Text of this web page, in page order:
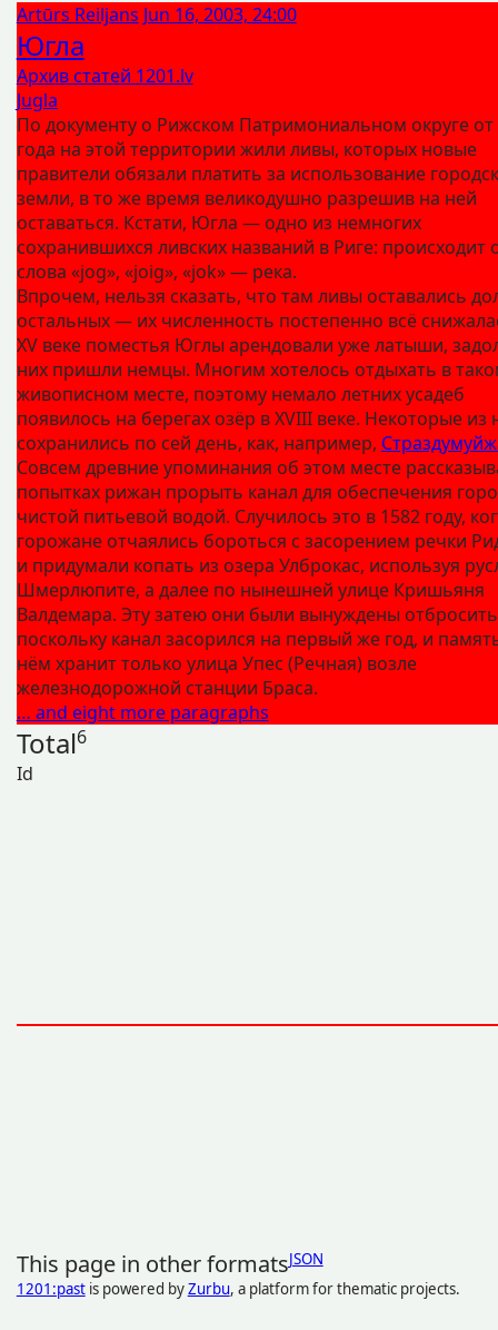
Artūrs Reiljans Jun 16, 2003, 24:00
Югла
Архив статей 1201.lv
Jugla
По документу о Рижском Патримониальном округе от
года на этой территории жили ливы, которых новые
правители обязали платить за использование
земли, в то же время великодушно разрешив на ней
оставаться. Кстати, Югла — одно из немногих
сохранившихся ливских названий в Риге: происходит
слова «jog», «joig», «jok» — река.
Впрочем, нельзя сказать, что там ливы оставались
остальных — их численность постепенно всё
XV веке поместья Юглы арендовали уже латыши,
них пришли немцы. Многим хотелось отдыхать в
живописном месте, поэтому немало летних усадеб
появилось на берегах озёр в XVIII веке. Некоторые из
сохранились по сей день, как, например,
Совсем древние упоминания об этом месте
попытках рижан прорыть канал для обеспечения
чистой питьевой водой. Случилось это в 1582 году,
горожане отчаялись бороться с засорением речки
и придумали копать из озера Улброкас, используя
Шмерлюпите, а далее по нынешней улице Кришьяня
Валдемара. Эту затею они были вынуждены
поскольку канал засорился на первый же год, и
нём хранит только улица Упес (Речная) возле
железнодорожной станции Браса.
… and eight more paragraphs
Total6
Id
This page in other formatsJSON
1201:pastis powered byZurbu, a platform for thematic projects.